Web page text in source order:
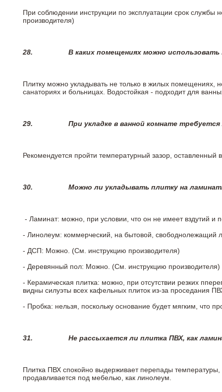
При соблюдении инструкции по эксплуатации срок
производителя)
28. В каких помещениях можно
Плитку можно укладывать не только в жилых помещениях,
санаториях и больницах. Водостойкая - подходит для
29. При укладке в ванной комнате
Рекомендуется пройти температурный зазор,
30. Можно ли укладывать плитку на
- Ламинат: можно, при условии, что он не имеет вздутий
- Линолеум: коммерческий, на бытовой, свободнолежащий
- ДСП: Можно. (См. инструкцию производителя)
- Деревянный пол: Можно. (См. инструкцию производителя)
- Керамическая плитка: можно, при отсутствии резких
видны силуэты всех кафельных плиток из-за проседания
- Пробка: нельзя, поскольку основание будет мягким, что
31. Не рассыхается ли плитка ПВХ, как
Плитка ПВХ спокойно выдерживает перепады температуры,
продавливается под мебелью, как линолеум.